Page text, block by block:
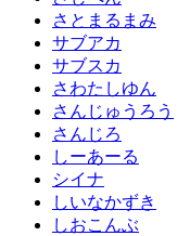
さとまるまみ
サブアカ
サブスカ
さわたしゆん
さんじゅうろう
さんじろ
しーあーる
シイナ
しいなかずき
しおこんぶ